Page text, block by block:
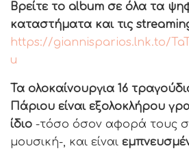
Βρείτε το album σε όλα τα
καταστήματα και τις
https://giannisparios.lnk.to/
u
Τα ολοκαίνουργια 16
Πάριου είναι εξολοκλήρου
ίδιο -τόσο όσον αφορά τους
μουσική-, και είναι